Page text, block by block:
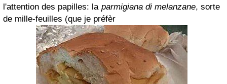
l'attention des papilles: la parmigiana di melanzane, sorte
de mille-feuilles (que je préfèr